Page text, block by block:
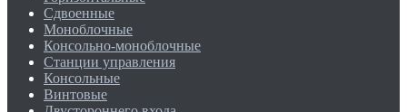
Сдвоенные
Моноблочные
Консольно-моноблочные
Станции управления
Консольные
Винтовые